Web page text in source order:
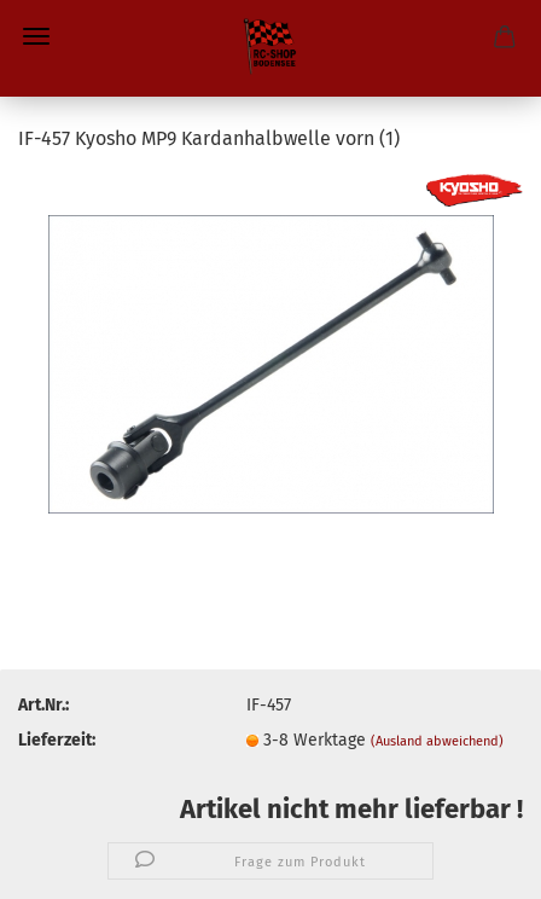
IF-457 Kyosho MP9 Kardanhalbwelle vorn (1)
Art.Nr.:
IF-457
Lieferzeit:
3-8 Werktage(Ausland abweichend)
Artikel nicht mehr lieferbar !
Frage zum Produkt